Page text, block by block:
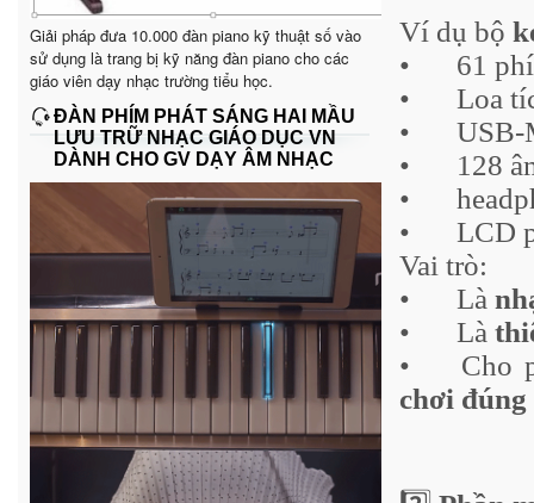
Giải pháp đưa 10.000 đàn piano kỹ thuật số vào
sử dụng là trang bị kỹ năng đàn piano cho các
giáo viên dạy nhạc trường tiểu học.
ĐÀN PHÍM PHÁT SÁNG HAI MẦU
LƯU TRỮ NHẠC GIÁO DỤC VN
DÀNH CHO GV DẠY ÂM NHẠC
Ví dụ bộ
•
61
•
Loa
•
USB-
•
	128
•
•
LCD
Vai trò:
•
Là
•
Là
•
Cho
chơi đúng